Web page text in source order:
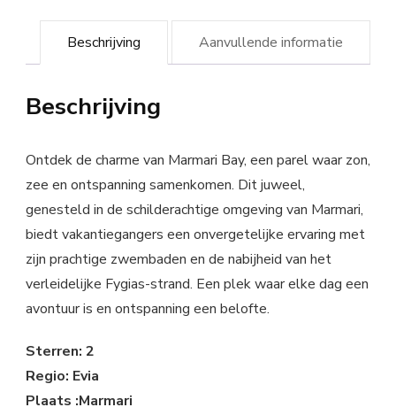
Beschrijving Aanvullende informatie
Beschrijving
Ontdek de charme van Marmari Bay, een parel waar zon,
zee en ontspanning samenkomen. Dit juweel,
genesteld in de schilderachtige omgeving van Marmari,
biedt vakantiegangers een onvergetelijke ervaring met
zijn prachtige zwembaden en de nabijheid van het
verleidelijke Fygias-strand. Een plek waar elke dag een
avontuur is en ontspanning een belofte.
Sterren: 2
Regio: Evia
Plaats :Marmari